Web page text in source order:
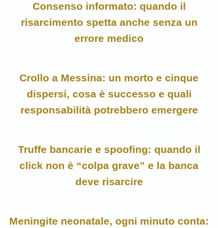
Consenso informato: quando il
risarcimento spetta anche senza un
errore medico
Crollo a Messina: un morto e cinque
dispersi, cosa è successo e quali
responsabilità potrebbero emergere
Truffe bancarie e spoofing: quando il
click non è “colpa grave” e la banca
deve risarcire
Meningite neonatale, ogni minuto conta: